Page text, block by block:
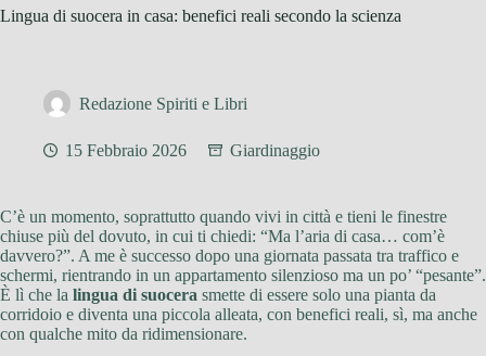
Lingua di suocera in casa: benefici reali secondo la scienza
Redazione Spiriti e Libri
15 Febbraio 2026 Giardinaggio
C’è un momento, soprattutto quando vivi in città e tieni le finestre
chiuse più del dovuto, in cui ti chiedi: “Ma l’aria di casa… com’è
davvero?”. A me è successo dopo una giornata passata tra traffico e
schermi, rientrando in un appartamento silenzioso ma un po’ “pesante”.
È lì che la lingua di suocera smette di essere solo una pianta da
corridoio e diventa una piccola alleata, con benefici reali, sì, ma anche
con qualche mito da ridimensionare.